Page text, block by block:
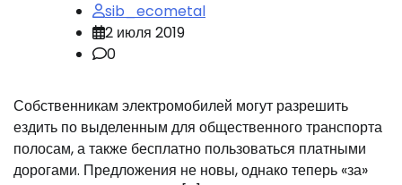
sib_ecometal
2 июля 2019
0
Собственникам электромобилей могут разрешить
ездить по выделенным для общественного транспорта
полосам, а также бесплатно пользоваться платными
дорогами. Предложения не новы, однако теперь «за»